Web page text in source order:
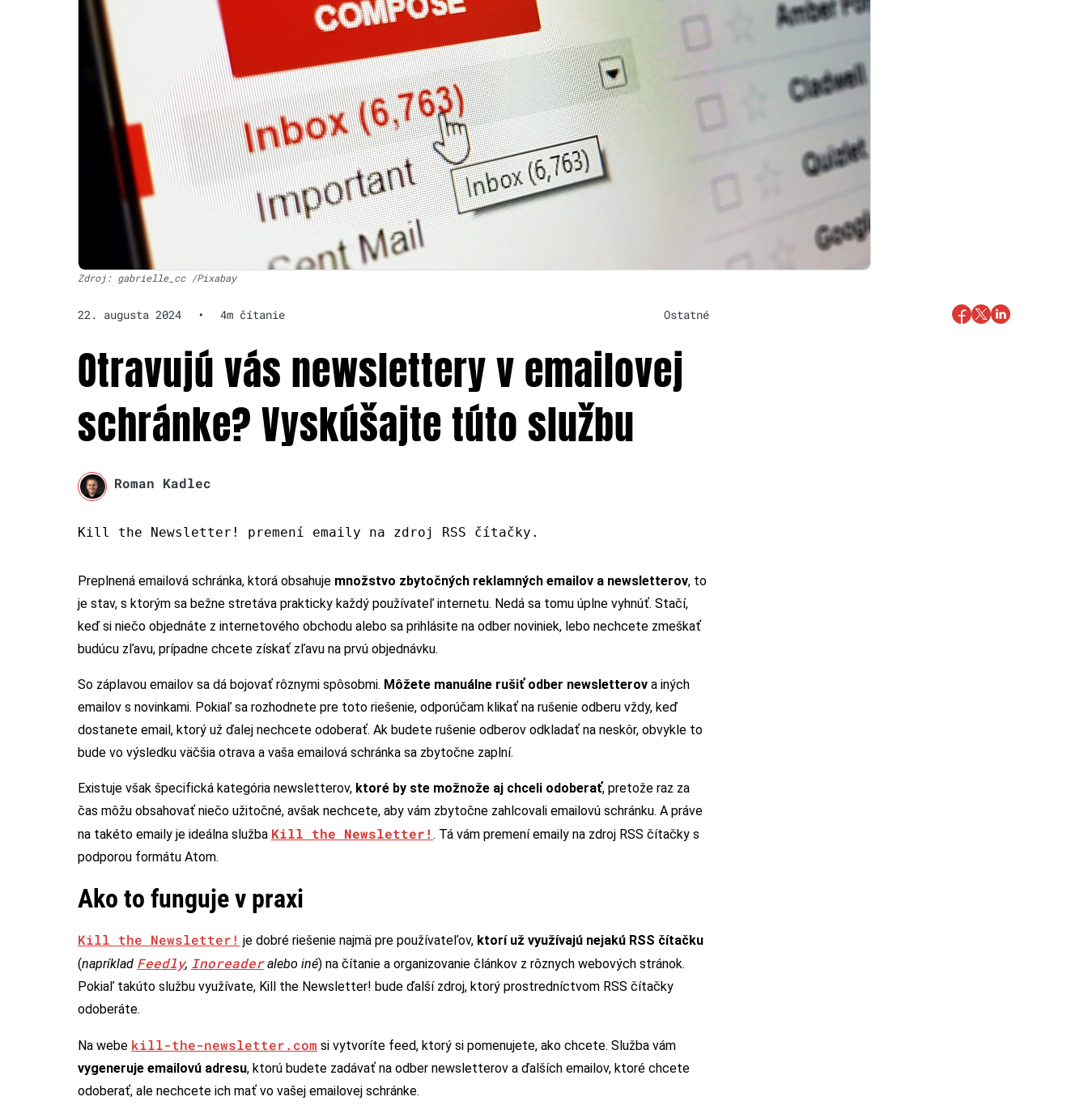
Zdroj: gabrielle_cc /Pixabay
22. augusta 2024 • 4m čítanie Ostatné
Otravujú vás newslettery v emailovej
schránke? Vyskúšajte túto službu
Roman Kadlec
Kill the Newsletter! premení emaily na zdroj RSS čítačky.
Preplnená emailová schránka, ktorá obsahuje množstvo zbytočných reklamných emailov a newsletterov, to
je stav, s ktorým sa bežne stretáva prakticky každý používateľ internetu. Nedá sa tomu úplne vyhnúť. Stačí,
keď si niečo objednáte z internetového obchodu alebo sa prihlásite na odber noviniek, lebo nechcete zmeškať
budúcu zľavu, prípadne chcete získať zľavu na prvú objednávku.
So záplavou emailov sa dá bojovať rôznymi spôsobmi. Môžete manuálne rušiť odber newsletterov a iných
emailov s novinkami. Pokiaľ sa rozhodnete pre toto riešenie, odporúčam klikať na rušenie odberu vždy, keď
dostanete email, ktorý už ďalej nechcete odoberať. Ak budete rušenie odberov odkladať na neskôr, obvykle to
bude vo výsledku väčšia otrava a vaša emailová schránka sa zbytočne zaplní.
Existuje však špecifická kategória newsletterov, ktoré by ste možnože aj chceli odoberať, pretože raz za
čas môžu obsahovať niečo užitočné, avšak nechcete, aby vám zbytočne zahlcovali emailovú schránku. A práve
na takéto emaily je ideálna služba Kill the Newsletter! . Tá vám premení emaily na zdroj RSS čítačky s
podporou formátu Atom.
Ako to funguje v praxi
Kill the Newsletter! je dobré riešenie najmä pre používateľov, ktorí už využívajú nejakú RSS čítačku
(napríklad Feedly, Inoreaderalebo iné) na čítanie a organizovanie článkov z rôznych webových stránok.
Pokiaľ takúto službu využívate, Kill the Newsletter! bude ďalší zdroj, ktorý prostredníctvom RSS čítačky
odoberáte.
Na webe kill-the-newsletter.com si vytvoríte feed, ktorý si pomenujete, ako chcete. Služba vám
vygeneruje emailovú adresu, ktorú budete zadávať na odber newsletterov a ďalších emailov, ktoré chcete
odoberať, ale nechcete ich mať vo vašej emailovej schránke.